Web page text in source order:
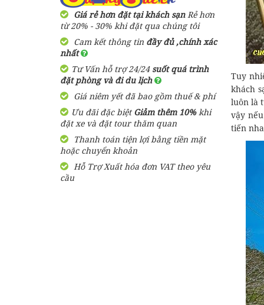
Nẵng
Giá từ:350,000 đ
1 Ngày
Giá rẻ hơn đặt tại khách sạnRẻ hơn
từ 20% - 30% khi đặt qua chúng tôi
Cam kết thông tin đầy đủ ,chính xác
nhất
Tư Vấn hỗ trợ 24/24 suốt quá trình
đặt phòng và đi du lịch
Giá niêm yết đã bao gồm thuế & phí
Ưu đãi đặc biệtGiảm thêm 10%khi
đặt xe và đặt tour thăm quan
Thanh toán tiện lợi bằng tiền mặt
hoặc chuyển khoản
Hỗ Trợ Xuất hóa đơn VAT theo yêu
cầu
Tuy
khách
luôn là
vậy
tiến